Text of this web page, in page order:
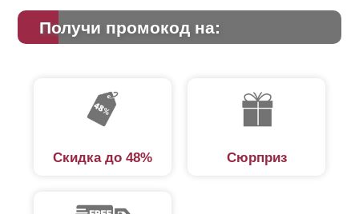
Получи промокод на:
Скидка до 48% Сюрприз